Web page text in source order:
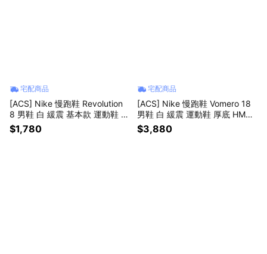
宅配商品
[ACS] Nike 慢跑鞋 Revolution
8 男鞋 白 緩震 基本款 運動鞋 H
J9198-122
$1,780
宅配商品
[ACS] Nike 慢跑鞋 Vomero 18
男鞋 白 緩震 運動鞋 厚底 HM68
03-114
$3,880